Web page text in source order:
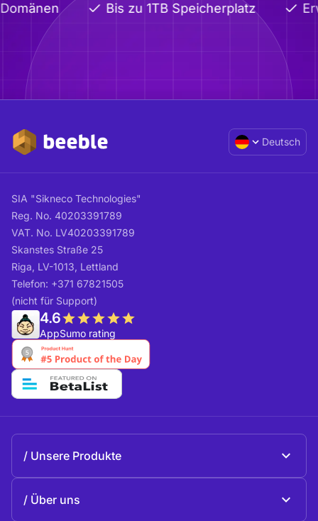
Bis zu 1TB Speicherplatz
Deutsch
SIA "Sikneco Technologies"
Reg. No. 40203391789
VAT. No. LV40203391789
Skanstes Straße 25
Riga, LV-1013, Lettland
Telefon: +371 67821505
(nicht für Support)
4.6
AppSumo rating
Unsere Produkte
Über uns